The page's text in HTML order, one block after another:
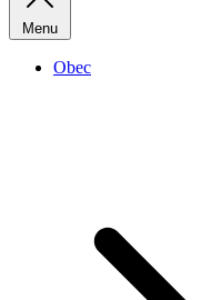
Menu
Obec